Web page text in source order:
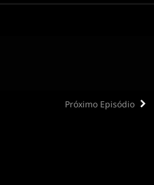
Próximo Episódio